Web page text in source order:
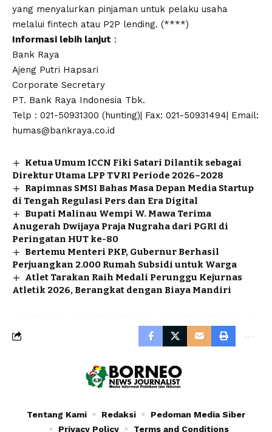
yang menyalurkan pinjaman untuk pelaku usaha
melalui fintech atau P2P lending. (****)
Informasi lebih lanjut :
Bank Raya
Ajeng Putri Hapsari
Corporate Secretary
PT. Bank Raya Indonesia Tbk.
Telp : 021-50931300 (hunting)| Fax: 021-50931494| Email:
humas@bankraya.co.id
Ketua Umum ICCN Fiki Satari Dilantik sebagai
Direktur Utama LPP TVRI Periode 2026–2028
Rapimnas SMSI Bahas Masa Depan Media Startup
di Tengah Regulasi Pers dan Era Digital
Bupati Malinau Wempi W. Mawa Terima
Anugerah Dwijaya Praja Nugraha dari PGRI di
Peringatan HUT ke-80
Bertemu Menteri PKP, Gubernur Berhasil
Perjuangkan 2.000 Rumah Subsidi untuk Warga
Atlet Tarakan Raih Medali Perunggu Kejurnas
Atletik 2026, Berangkat dengan Biaya Mandiri
Tentang Kami Redaksi
Pedoman Media Siber
Privacy Policy
Terms and Conditions